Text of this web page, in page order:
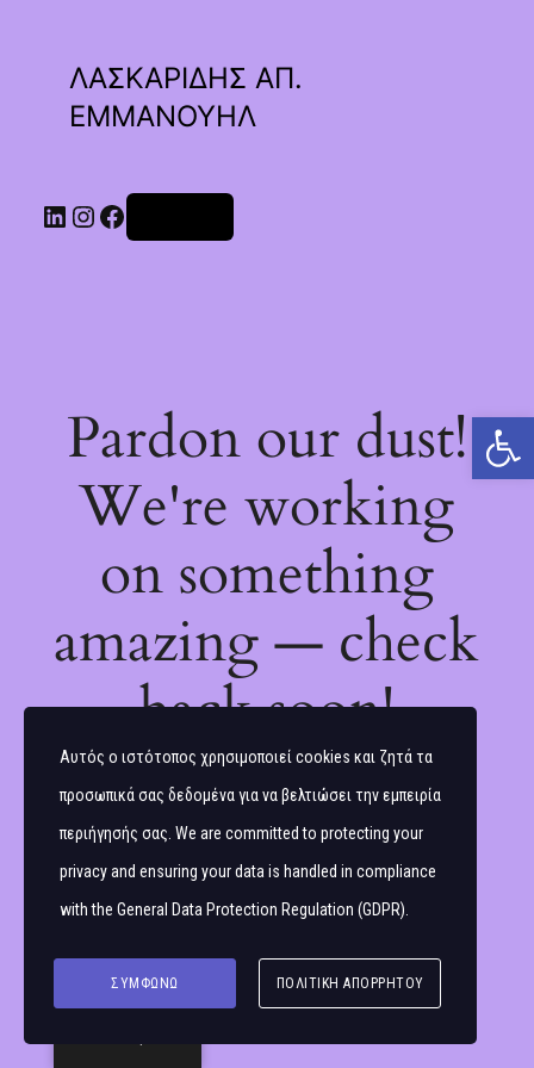
Ανοίξτε τη γραμμή εργαλείων
ΛΑΣΚΑΡΙΔΗΣ ΑΠ.
ΕΜΜΑΝΟΥΗΛ
Linkedin
Instagram
Facebook
Pardon our dust!
We're working
on something
amazing — check
back soon!
Αυτός ο ιστότοπος χρησιμοποιεί cookies και ζητά τα
προσωπικά σας δεδομένα για να βελτιώσει την εμπειρία
περιήγησής σας. We are committed to protecting your
privacy and ensuring your data is handled in compliance
with the General Data Protection Regulation (GDPR)
ΣΥΜΦΩΝΏ ΠΟΛΙΤΙΚΉ ΑΠΟΡΡΉΤΟΥ